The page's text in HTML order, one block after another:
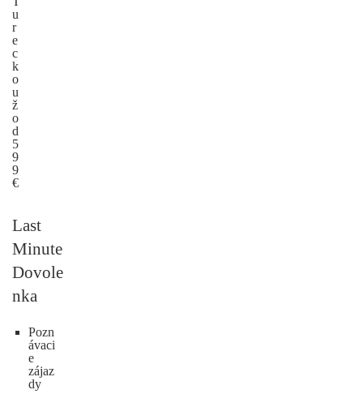
u
r
e
c
k
o
u
ž
o
d
5
9
9
€
Last
Minute
Dovole
nka
Pozn
ávaci
e
zájaz
dy